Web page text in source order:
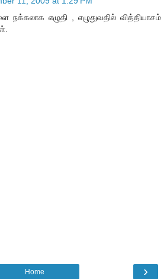
நக்கலாக எழுதி , எழுதுவதில் வித்தியாசம்
›
Home